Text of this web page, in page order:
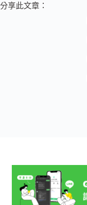
分享此文章：